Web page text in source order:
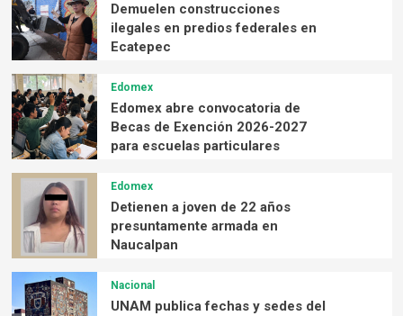
Demuelen construcciones
ilegales en predios federales en
Ecatepec
Edomex
Edomex abre convocatoria de
Becas de Exención 2026-2027
para escuelas particulares
Edomex
Detienen a joven de 22 años
presuntamente armada en
Naucalpan
Nacional
UNAM publica fechas y sedes del